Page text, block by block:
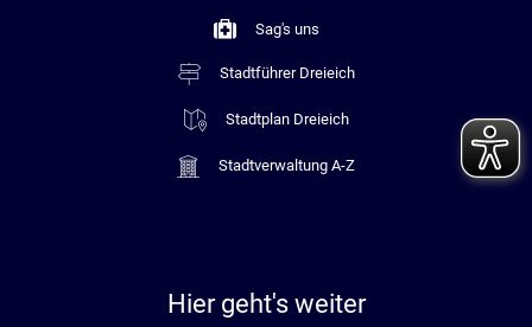
Sag's uns
Stadtführer Dreieich
Stadtplan Dreieich
Stadtverwaltung A-Z
Hier geht's weiter